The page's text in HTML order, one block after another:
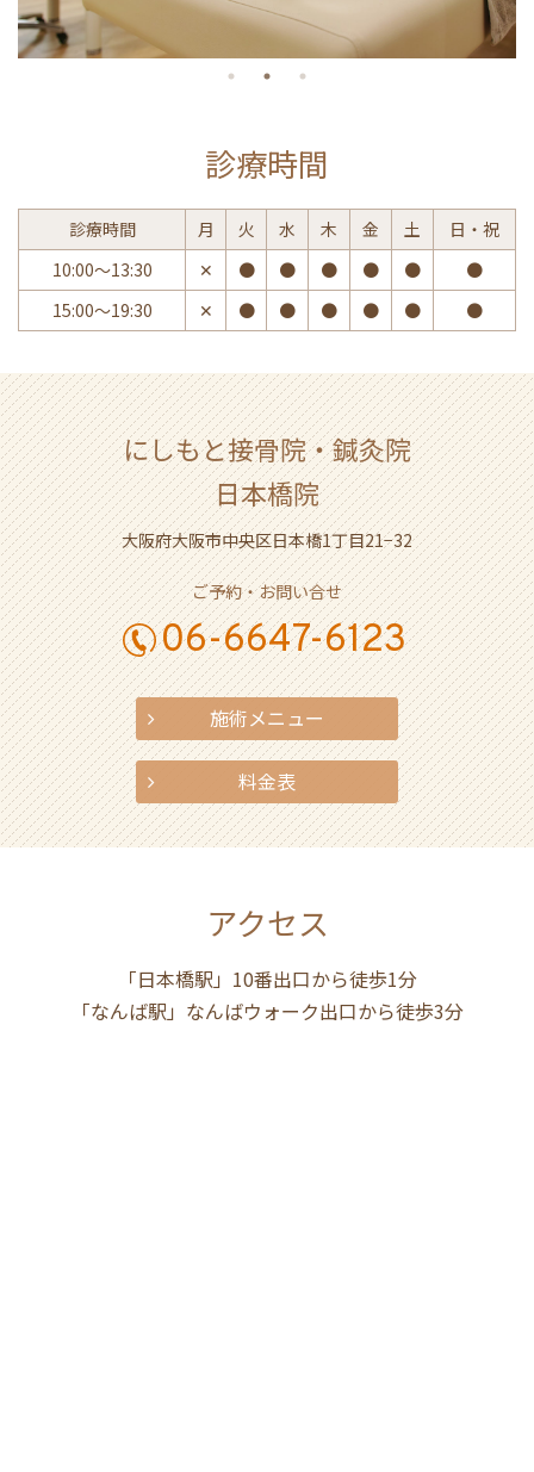
診療時間
診療時間 月 火 水 木 金 土
日・祝
10:00〜13:30
✕ ● ● ● ● ●
●
15:00〜19:30
✕ ● ● ● ● ● ●
にしもと接骨院・鍼灸院
日本橋院
大阪府大阪市中央区日本橋1丁目21−32
ご予約・お問い合せ
06-6647-6123
施術メニュー
料金表
アクセス
「日本橋駅」10番出口から徒歩1分
「なんば駅」なんばウォーク出口から徒歩3分